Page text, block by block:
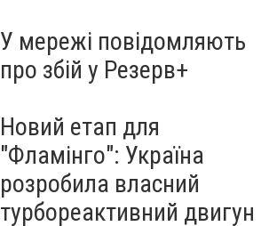
У мережі повідомляють
про збій у Резерв+
Новий етап для
"Фламінго": Україна
розробила власний
турбореактивний двигун